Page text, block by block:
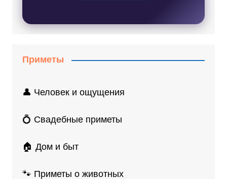
Приметы
👤 Человек и ощущения
💍 Свадебные приметы
🏠 Дом и быт
🐾 Приметы о животных